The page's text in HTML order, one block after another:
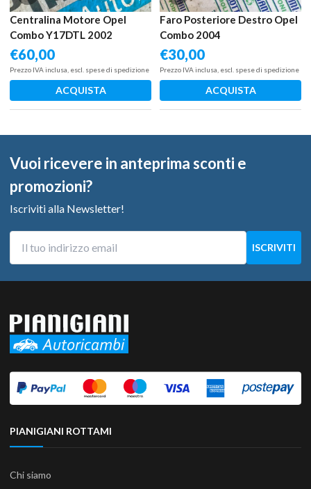
Centralina Motore Opel
Combo Y17DTL 2002
€60,00
Prezzo IVA inclusa, escl. spese di spedizione
ACQUISTA
Faro Posteriore Destro Opel
Combo 2004
€30,00
Prezzo IVA inclusa, escl. spese di spedizione
ACQUISTA
Vuoi ricevere in anteprima sconti e
promozioni?
Iscriviti alla Newsletter!
PIANIGIANI ROTTAMI
Chi siamo